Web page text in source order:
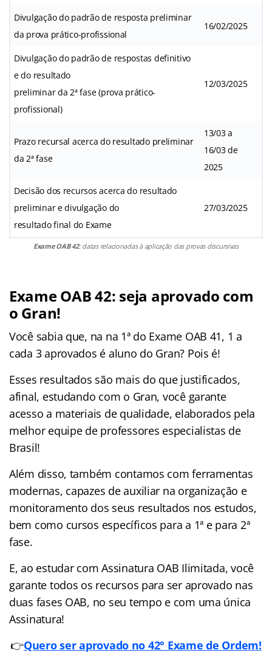
Divulgação do padrão de resposta preliminar
da prova prático-profissional
16/02/2025
Divulgação do padrão de respostas definitivo
e do resultado
preliminar da 2ª fase (prova prático-
profissional)
12/03/2025
Prazo recursal acerca do resultado preliminar
da 2ª fase
13/03 a
16/03 de
2025
Decisão dos recursos acerca do resultado
preliminar e divulgação do
resultado final do Exame
27/03/2025
Exame OAB 42: datas relacionadas à aplicação das provas discursivas
Exame OAB 42: seja aprovado com
o Gran!
Você sabia que, na na 1ª do Exame OAB 41, 1 a
cada 3 aprovados é aluno do Gran? Pois é!
Esses resultados são mais do que justificados,
afinal, estudando com o Gran, você garante
acesso a materiais de qualidade, elaborados pela
melhor equipe de professores especialistas de
Brasil!
Além disso, também contamos com ferramentas
modernas, capazes de auxiliar na organização e
monitoramento dos seus resultados nos estudos,
bem como cursos específicos para a 1ª e para 2ª
fase.
E, ao estudar com Assinatura OAB Ilimitada, você
garante todos os recursos para ser aprovado nas
duas fases OAB, no seu tempo e com uma única
Assinatura!
👉Quero ser aprovado no 42° Exame de Ordem!